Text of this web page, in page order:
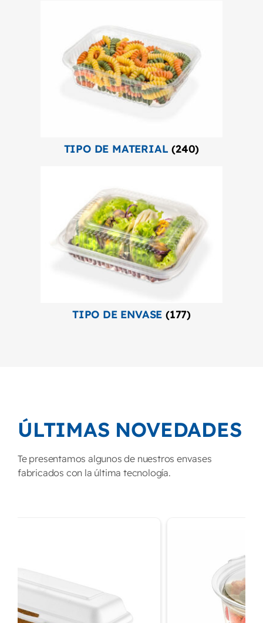
TIPO DE MATERIAL(240)
TIPO DE ENVASE (177)
ÚLTIMAS NOVEDADES
Te presentamos algunos de nuestros envases
fabricados con la última tecnología.